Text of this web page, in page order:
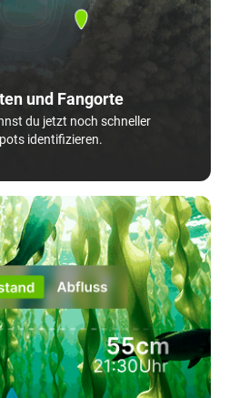
und Fangorte
du jetzt noch schneller
identifizieren.